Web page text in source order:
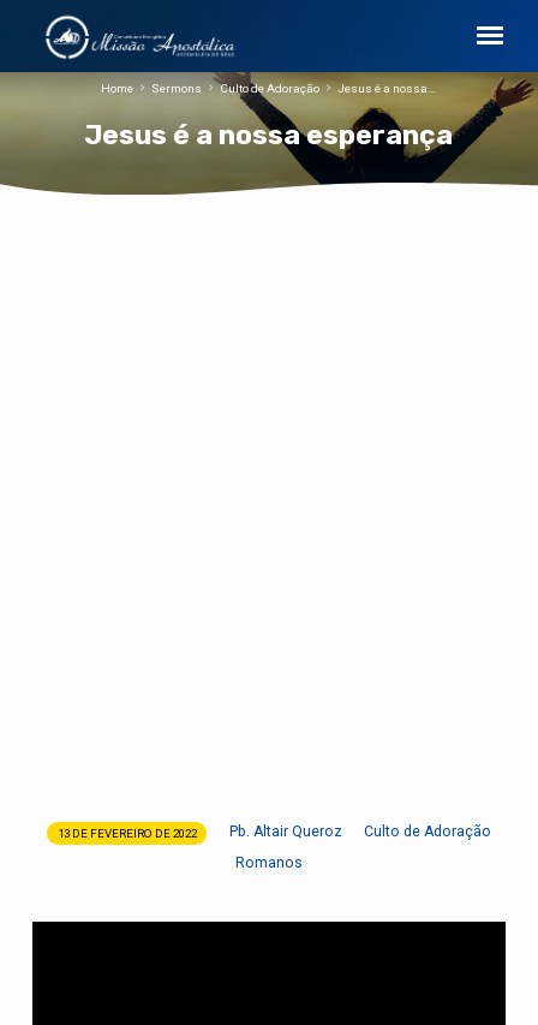
Jesus é a nossa esperança
Home Sermons Culto de Adoração Jesus é a nossa…
Jesus
13 DE FEVEREIRO DE 2022 Pb. Altair Queroz
Culto de Adoração
Romanos